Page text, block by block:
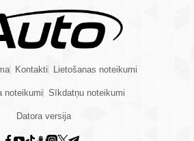
Kontakti Lietošanas noteikumi
noteikumi Sīkdatņu noteikumi
Datora versija